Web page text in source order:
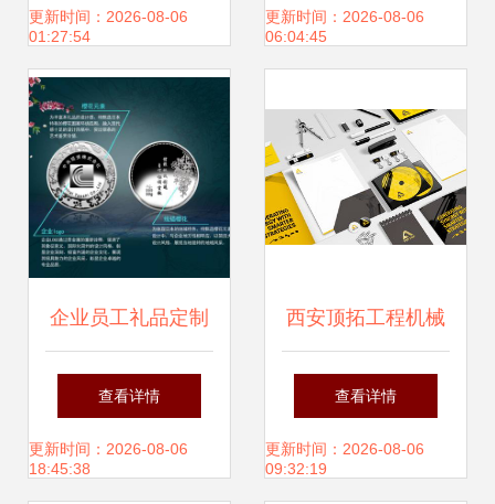
建全指南
更新时间：2026-08-06
01:27:54
礼品的价值解析
更新时间：2026-08-06
06:04:45
企业员工礼品定制
纯金纯银纪念银
币、纪念币与徽章
查看详情
更新时间：2026-08-06
18:45:38
西安顶拓工程机械
企业形象设计 构建
专业、可靠与创新
查看详情
更新时间：2026-08-06
09:32:19